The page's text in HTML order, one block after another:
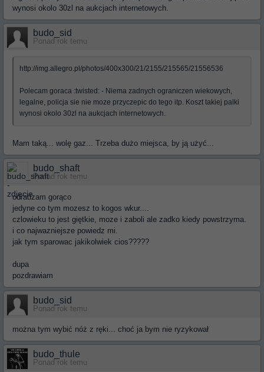
wynosi okolo 30zl na aukcjach internetowych.
budo_sid
Ponad rok temu
http://img.allegro.pl/photos/400x300/21/2155/215565/21556536
Polecam goraca :twisted: - Niema zadnych ograniczen wiekowych,
legalne, policja sie nie moze przyczepic do tego itp. Koszt takiej palki
wynosi okolo 30zl na aukcjach internetowych.
Mam taką... wolę gaz... Trzeba dużo miejsca, by ją użyć...
budo_shaft
Ponad rok temu
odradzam gorąco
jedyne co tym mozesz to kogos wkur....
czlowieku to jest giętkie, moze i zaboli ale zadko kiedy powstrzyma.
i co najwazniejsze powiedz mi.
jak tym sparowac jakikolwiek cios?????
dupa
pozdrawiam
budo_sid
Ponad rok temu
można tym wybić nóż z ręki... choć ja bym nie ryzykował
budo_thule
Ponad rok temu